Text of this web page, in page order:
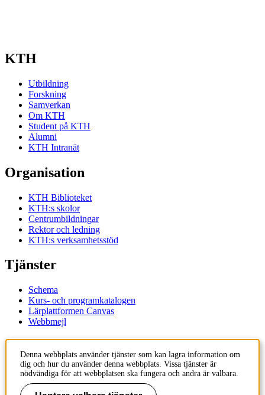
KTH
Utbildning
Forskning
Samverkan
Om KTH
Student på KTH
Alumni
KTH Intranät
Organisation
KTH Biblioteket
KTH:s skolor
Centrumbildningar
Rektor och ledning
KTH:s verksamhetsstöd
Tjänster
Schema
Kurs- och programkatalogen
Lärplattformen Canvas
Webbmejl
KTH
100 44 Stockholm
Denna webbplats använder tjänster som kan lagra information om
dig och hur du använder denna webbplats. Vissa tjänster är
nödvändiga för att webbplatsen ska fungera och andra är valbara.